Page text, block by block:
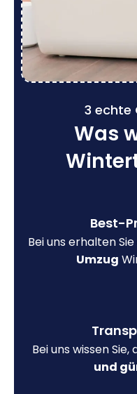
3 echte
Was
Best-
Bei uns erhalten
Umzug
Bei uns wissen Sie,
und